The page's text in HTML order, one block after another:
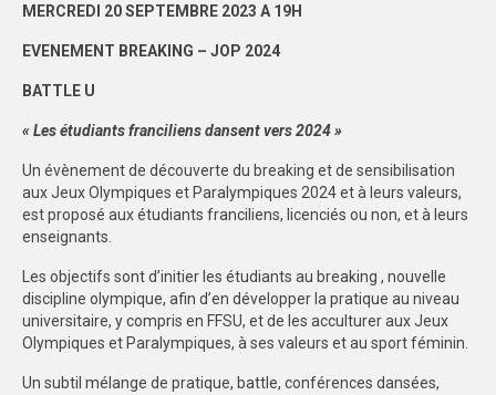
LOGOTHÈQUE
LABELLISATIONS
MERCREDI 20 SEPTEMBRE 2023 A 19H
EVENEMENT BREAKING – JOP 2024
BATTLE U
« Les étudiants franciliens dansent vers 2024 »
Un évènement de découverte du breaking et de sensibilisation
aux Jeux Olympiques et Paralympiques 2024 et à leurs valeurs,
est proposé aux étudiants franciliens, licenciés ou non, et à leurs
enseignants.
Les objectifs sont d’initier les étudiants au breaking , nouvelle
discipline olympique, afin d’en développer la pratique au niveau
universitaire, y compris en FFSU, et de les acculturer aux Jeux
Olympiques et Paralympiques, à ses valeurs et au sport féminin.
Un subtil mélange de pratique, battle, conférences dansées,